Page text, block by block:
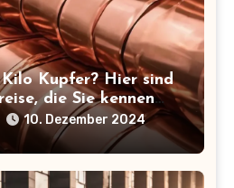
Kupfer? Hier sind
die Sie kennen
10. Dezember 2024